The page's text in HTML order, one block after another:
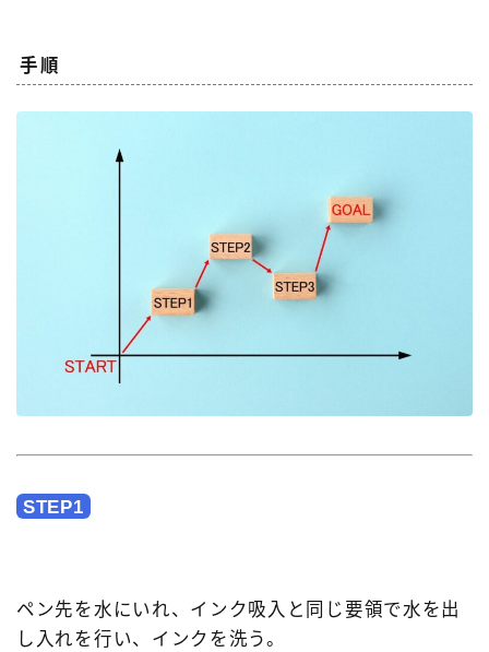
手順
STEP1
ペン先を水にいれ、インク吸入と同じ要領で水を出
し入れを行い、インクを洗う。